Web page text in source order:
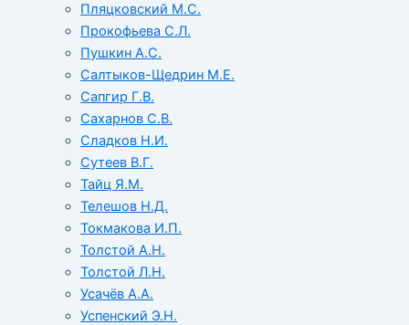
Пляцковский М.С.
Прокофьева С.Л.
Пушкин А.С.
Салтыков-Щедрин М.Е.
Сапгир Г.В.
Сахарнов С.В.
Сладков Н.И.
Сутеев В.Г.
Тайц Я.М.
Телешов Н.Д.
Токмакова И.П.
Толстой А.Н.
Толстой Л.Н.
Усачёв А.А.
Успенский Э.Н.